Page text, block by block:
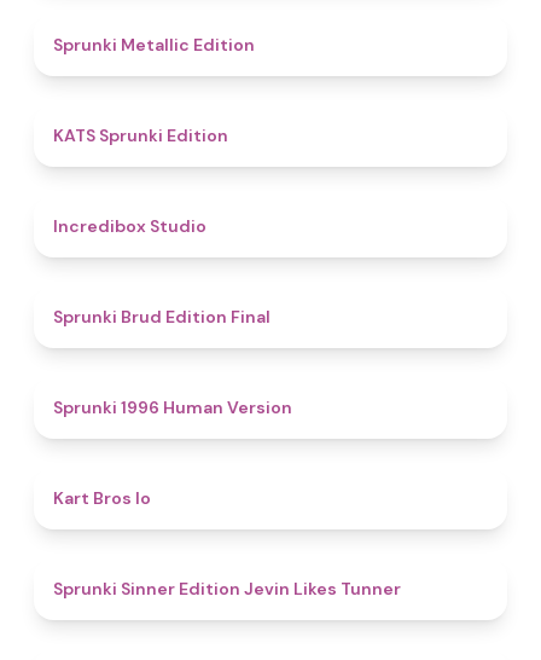
Sprunki Metallic Edition
KATS Sprunki Edition
Incredibox Studio
Sprunki Brud Edition Final
Sprunki 1996 Human Version
Kart Bros Io
Sprunki Sinner Edition Jevin Likes Tunner